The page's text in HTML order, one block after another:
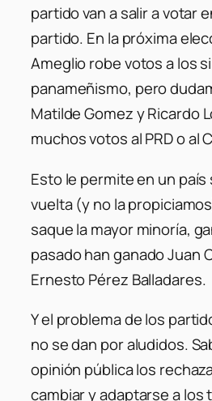
partido van a salir a votar
partido. En la próxima
Ameglio robe votos a los
panameñismo, pero
Matilde Gomez y Ricardo
muchos votos al PRD o al
Esto le permite en un
vuelta (y no la
saque la mayor minoría,
pasado han ganado Juan
Ernesto Pérez Balladares.
Y el problema de los
no se dan por aludidos.
opinión pública los
cambiar y adaptarse a los